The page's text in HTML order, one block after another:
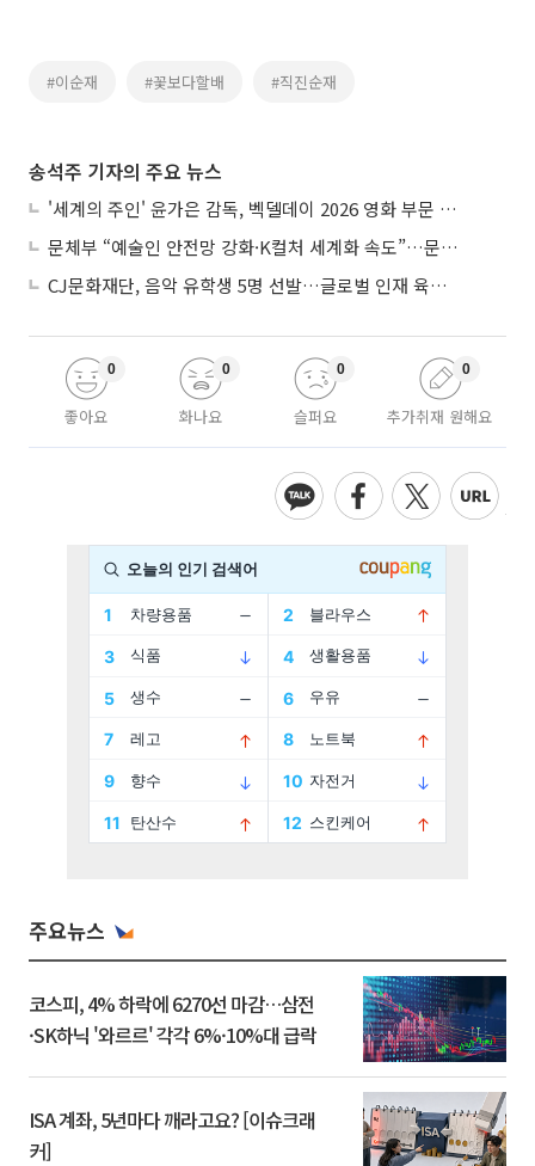
#이순재 #꽃보다할배 #직진순재
송석주 기자의 주요 뉴스
'세계의 주인' 윤가은 감독, 벡델데이 2026 영화 부문 벡델리안 감독 선정
문체부 “예술인 안전망 강화·K컬처 세계화 속도”…문화강국 청사진 제시
CJ문화재단, 음악 유학생 5명 선발…글로벌 인재 육성 지원
좋아요
0
화나요
0
슬퍼요
0
추가취재 원해요
0
주요뉴스
코스피, 4% 하락에 6270선 마감…삼전
·SK하닉 '와르르' 각각 6%·10%대 급락
ISA 계좌, 5년마다 깨라고요? [이슈크래
커]